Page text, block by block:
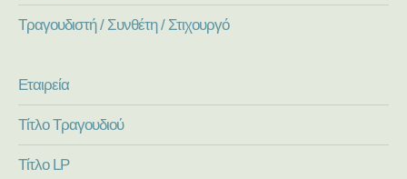
Τραγουδιστή / Συνθέτη / Στιχουργό
Εταιρεία
Τίτλο Τραγουδιού
Τίτλο LP